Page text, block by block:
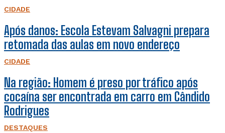
CIDADE
Após danos: Escola Estevam Salvagni prepara
retomada das aulas em novo endereço
CIDADE
Na região: Homem é preso por tráfico após
cocaína ser encontrada em carro em Cândido
Rodrigues
DESTAQUES